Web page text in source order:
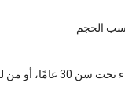
الحجم
إلى مقاس أصغر وأكثر راحة.